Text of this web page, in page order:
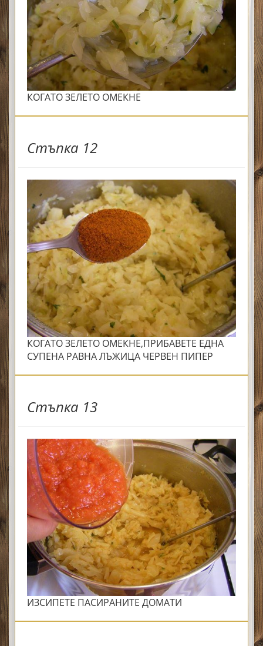
КОГАТО ЗЕЛЕТО ОМЕКНЕ
Стъпка 12
КОГАТО ЗЕЛЕТО ОМЕКНЕ,ПРИБАВЕТЕ ЕДНА
СУПЕНА РАВНА ЛЪЖИЦА ЧЕРВЕН ПИПЕР
Стъпка 13
ИЗСИПЕТЕ ПАСИРАНИТЕ ДОМАТИ